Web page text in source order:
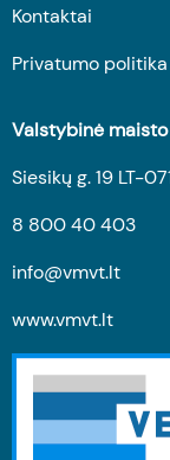
Kontaktai
Privatumo politika
Valstybinė
Siesikų g. 19 LT-
8 800 40 403
info@vmvt.lt
www.vmvt.lt